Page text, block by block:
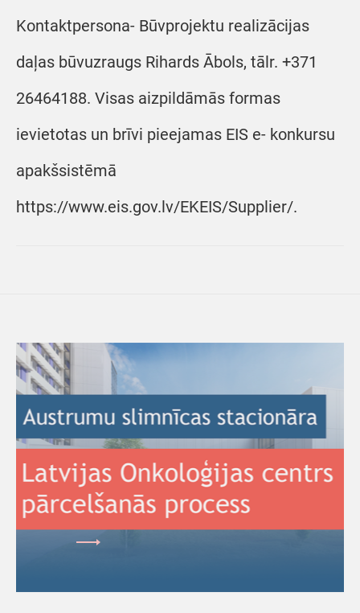
Kontaktpersona- Būvprojektu realizācijas
daļas būvuzraugs Rihards Ābols, tālr. +371
26464188. Visas aizpildāmās formas
ievietotas un brīvi pieejamas EIS e- konkursu
apakšsistēmā
https://www.eis.gov.lv/EKEIS/Supplier/.